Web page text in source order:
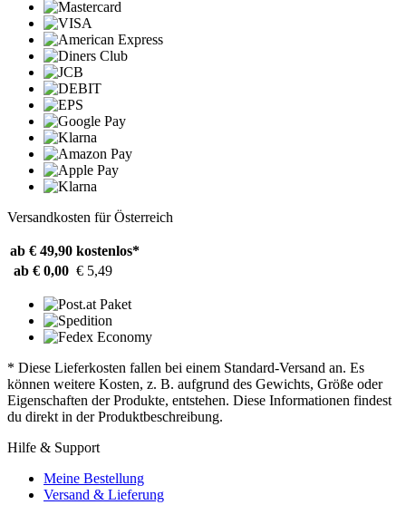
Versandkosten für Österreich
ab € 49,90 kostenlos*
ab € 0,00 € 5,49
* Diese Lieferkosten fallen bei einem Standard-Versand an. Es
können weitere Kosten, z. B. aufgrund des Gewichts, Größe oder
Eigenschaften der Produkte, entstehen. Diese Informationen findest
du direkt in der Produktbeschreibung.
Hilfe & Support
Meine Bestellung
Versand & Lieferung